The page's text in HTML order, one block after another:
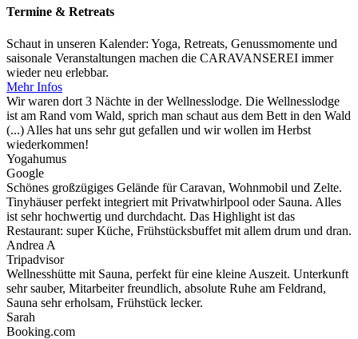
Termine & Retreats
Schaut in unseren Kalender: Yoga, Retreats, Genussmomente und
saisonale Veranstaltungen machen die CARAVANSEREI immer
wieder neu erlebbar.
Mehr Infos
Wir waren dort 3 Nächte in der Wellnesslodge. Die Wellnesslodge
ist am Rand vom Wald, sprich man schaut aus dem Bett in den Wald
(...) Alles hat uns sehr gut gefallen und wir wollen im Herbst
wiederkommen!
Yogahumus
Google
Schönes großzügiges Gelände für Caravan, Wohnmobil und Zelte.
Tinyhäuser perfekt integriert mit Privatwhirlpool oder Sauna. Alles
ist sehr hochwertig und durchdacht. Das Highlight ist das
Restaurant: super Küche, Frühstücksbuffet mit allem drum und dran.
Andrea A
Tripadvisor
Wellnesshütte mit Sauna, perfekt für eine kleine Auszeit. Unterkunft
sehr sauber, Mitarbeiter freundlich, absolute Ruhe am Feldrand,
Sauna sehr erholsam, Frühstück lecker.
Sarah
Booking.com